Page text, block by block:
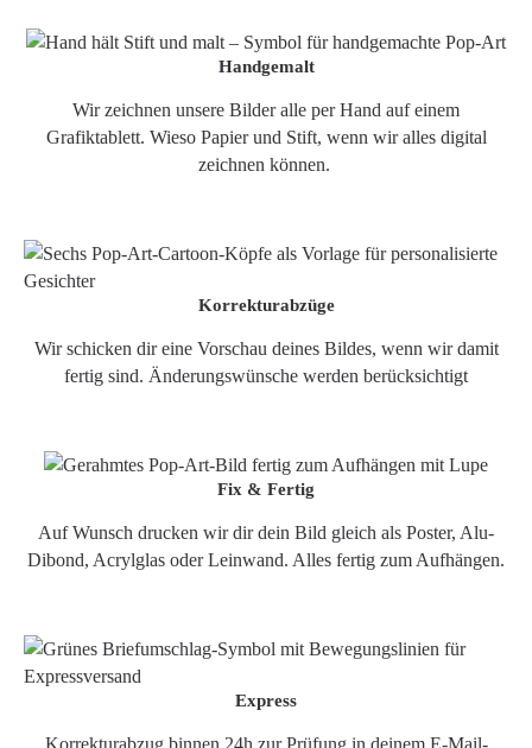
Handgemalt
Wir zeichnen unsere Bilder alle per Hand auf einem
Grafiktablett. Wieso Papier und Stift, wenn wir alles digital
zeichnen können.
Korrekturabzüge
Wir schicken dir eine Vorschau deines Bildes, wenn wir damit
fertig sind. Änderungswünsche werden berücksichtigt
Fix & Fertig
Auf Wunsch drucken wir dir dein Bild gleich als Poster, Alu-
Dibond, Acrylglas oder Leinwand. Alles fertig zum Aufhängen.
Express
Korrekturabzug binnen 24h zur Prüfung in deinem E-Mail-